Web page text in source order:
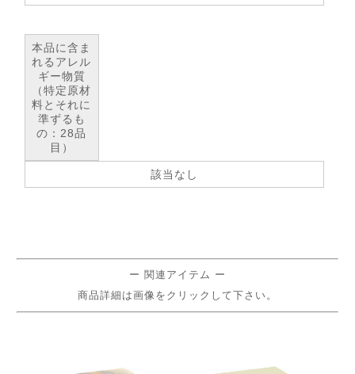
本品に含ま
れるアレル
ギー物質
（特定原材
料とそれに
準ずるも
の：28品
目）
該当なし
ー 関連アイテム ー
商品詳細は画像をクリックして下さい。